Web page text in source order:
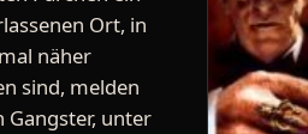
Ort, in
näher
sind, melden
Gangster, unter